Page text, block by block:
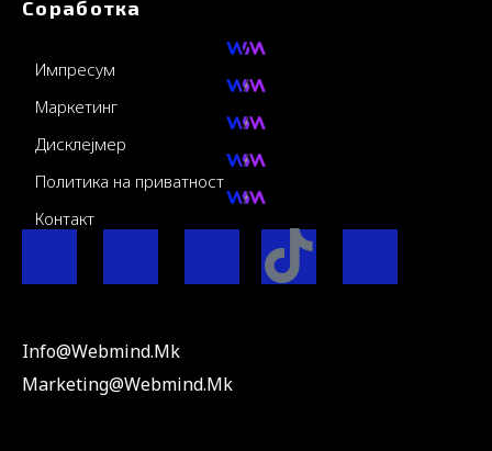
Соработка
Импресум
Маркетинг
Дисклејмер
Политика на приватност
Контакт
c
s
u
I
Info@webmind.mk
Marketing@webmind.mk